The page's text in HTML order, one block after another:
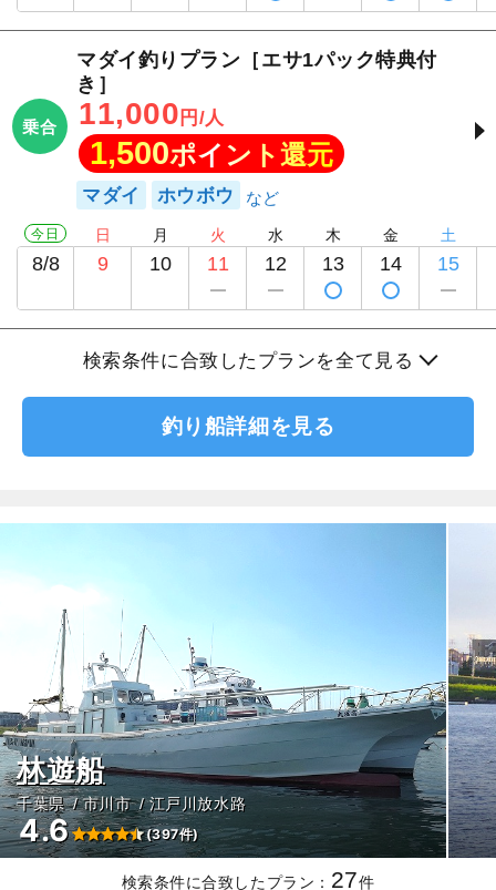
乗合
マダイ釣りプラン［エサ1パック特典付
き］
11,000 円/人
1,500ポイント還元
マダイ ホウボウ
今日
8/8
日
9
月
10
火
11
水
12
木
13
金
14
土
15
検索条件に合致したプランを全て見る
釣り船詳細を見る
林遊船
千葉県 市川市 江戸川放水路
4.6 (397件)
検索条件に合致したプラン： 27件